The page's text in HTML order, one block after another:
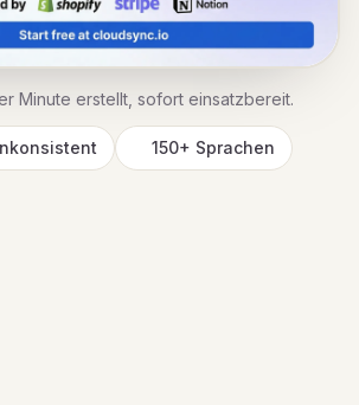
Minute erstellt, sofort einsatzbereit.
150+ Sprachen